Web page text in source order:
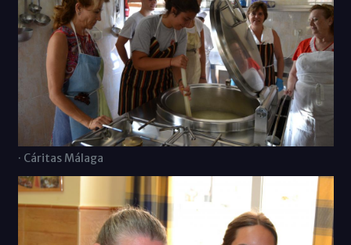
· Cáritas Málaga